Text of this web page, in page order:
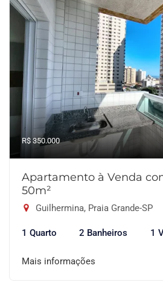
R$ 350.000
Apartamento à Venda
50m²
Guilhermina, Praia Grande-SP
1 Quarto 2 Banheiros 1
Mais informações